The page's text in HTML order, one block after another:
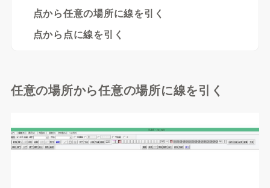
点から任意の場所に線を引く
点から点に線を引く
任意の場所から任意の場所に線を引く